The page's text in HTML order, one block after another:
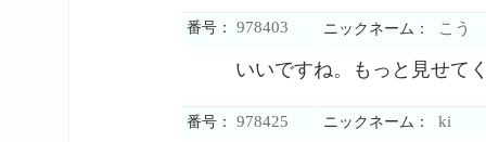
番号： 978403 ニックネーム： こう
いいですね。もっと見せて
番号： 978425 ニックネーム： ki